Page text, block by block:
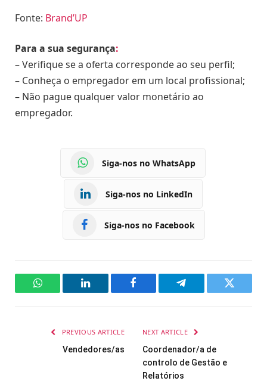
Fonte: Brand’UP
Para a sua segurança:
– Verifique se a oferta corresponde ao seu perfil;
– Conheça o empregador em um local profissional;
– Não pague qualquer valor monetário ao
empregador.
Siga-nos no WhatsApp
Siga-nos no LinkedIn
Siga-nos no Facebook
WhatsAppLinkedIn Facebook Telegram Twitter
PREVIOUS ARTICLE
Vendedores/as
NEXT ARTICLE
Coordenador/a de
controlo de Gestão e
Relatórios